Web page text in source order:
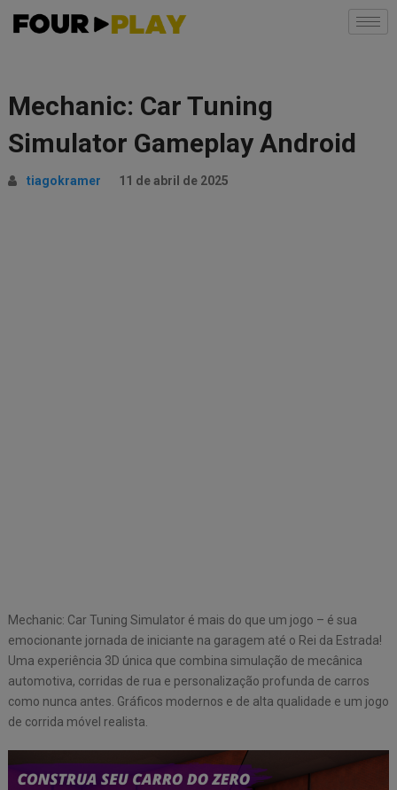
Mechanic: Car Tuning
Simulator Gameplay Android
tiagokramer 11 de abril de 2025
Mechanic: Car Tuning Simulator é mais do que um jogo – é sua
emocionante jornada de iniciante na garagem até o Rei da Estrada!
Uma experiência 3D única que combina simulação de mecânica
automotiva, corridas de rua e personalização profunda de carros
como nunca antes. Gráficos modernos e de alta qualidade e um jogo
de corrida móvel realista.